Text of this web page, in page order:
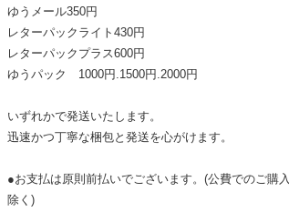
ゆうメール350円
レターパックライト430円
レターパックプラス600円
ゆうパック 1000円.1500円.2000円
いずれかで発送いたします。
迅速かつ丁寧な梱包と発送を心がけます。
●お支払は原則前払いでございます。(公費でのご購
除く)